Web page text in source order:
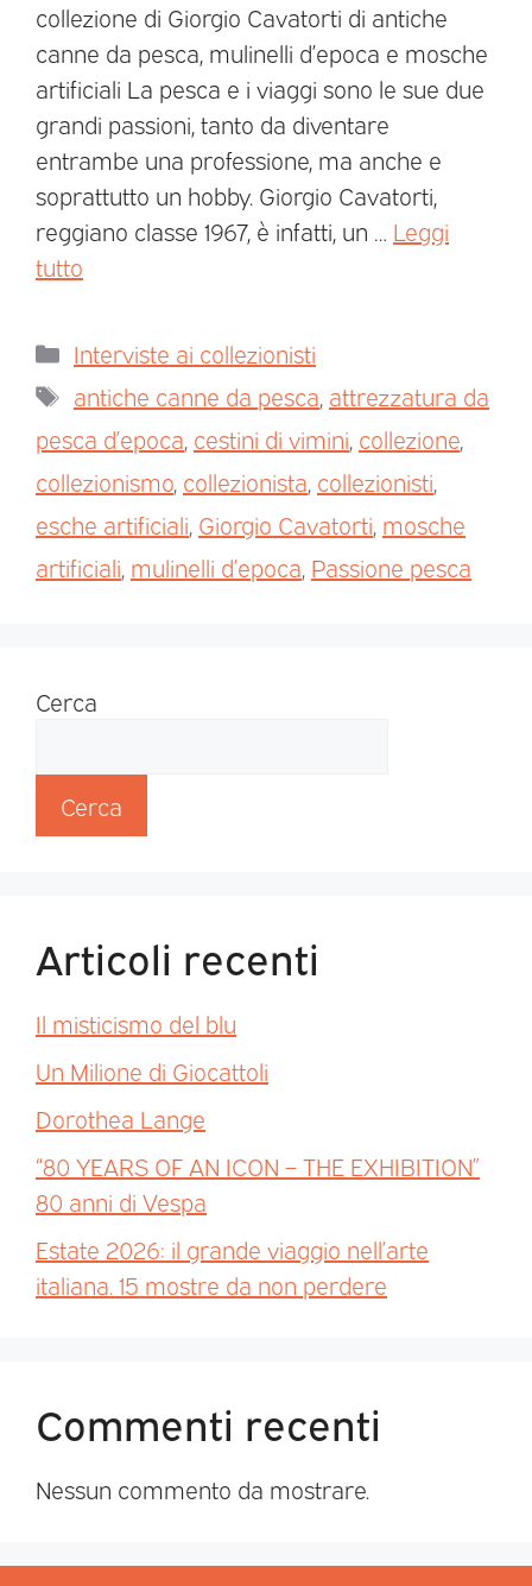
collezione di Giorgio Cavatorti di antiche
canne da pesca, mulinelli d’epoca e mosche
artificiali La pesca e i viaggi sono le sue due
grandi passioni, tanto da diventare
entrambe una professione, ma anche e
soprattutto un hobby. Giorgio Cavatorti,
reggiano classe 1967, è infatti, un … Leggi
tutto
Interviste ai collezionisti
antiche canne da pesca attrezzatura da
pesca d’epoca cestini di vimini collezione
collezionismo collezionista collezionisti
esche artificiali Giorgio Cavatorti mosche
artificiali mulinelli d’epoca Passione pesca
Cerca
Cerca
Articoli recenti
Il misticismo del blu
Un Milione di Giocattoli
Dorothea Lange
“80 YEARS OF AN ICON – THE EXHIBITION”
80 anni di Vespa
Estate 2026: il grande viaggio nell’arte
italiana. 15 mostre da non perdere
Commenti recenti
Nessun commento da mostrare.